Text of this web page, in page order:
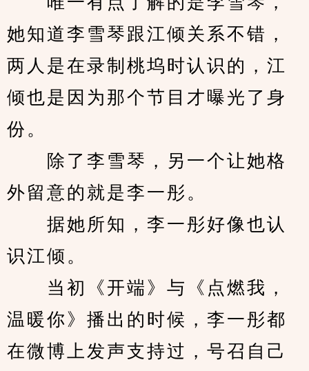
她知道李雪琴跟江倾关系不错，
两人是在录制桃坞时认识的，江
倾也是因为那个节目才曝光了身
份。
除了李雪琴，另一个让她格
外留意的就是李一彤。
据她所知，李一彤好像也认
识江倾。
当初《开端》与《点燃我，
温暖你》播出的时候，李一彤都
在微博上发声支持过，号召自己